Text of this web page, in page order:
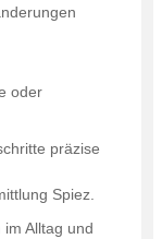
oder
präzise
Spiez.
Alltag und